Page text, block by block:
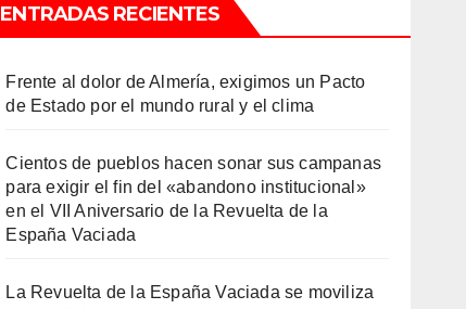
ENTRADAS RECIENTES
Frente al dolor de Almería, exigimos un Pacto
de Estado por el mundo rural y el clima
Cientos de pueblos hacen sonar sus campanas
para exigir el fin del «abandono institucional»
en el VII Aniversario de la Revuelta de la
España Vaciada
La Revuelta de la España Vaciada se moviliza